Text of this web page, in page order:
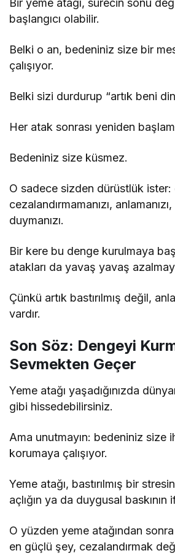
Bir yeme atağı, sürecin sonu
başlangıcı olabilir.
Belki o an, bedeniniz size bir
çalışıyor.
Belki sizi durdurup “artık beni
Her atak sonrası yeniden
Bedeniniz size küsmez.
O sadece sizden dürüstlük ister:
cezalandırmamanızı, anlamanızı,
duymanızı.
Bir kere bu denge kurulmaya
atakları da yavaş yavaş
Çünkü artık bastırılmış değil,
vardır.
Son Söz: Dengeyi
Sevmekten Geçer
Yeme atağı yaşadığınızda
gibi hissedebilirsiniz.
Ama unutmayın: bedeniniz size
korumaya çalışıyor.
Yeme atağı, bastırılmış bir
açlığın ya da duygusal baskının
O yüzden yeme atağından
en güçlü şey, cezalandırmak